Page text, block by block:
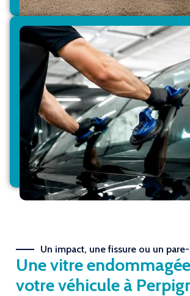
Intervention tous
En passant par le réseau GlassAuto,
d’une garantie nationale et d’un
professionnel de qualité pour
interventions vitrage, partout en
Un impact, une fissure ou un
Une vitre
votre véhicule à